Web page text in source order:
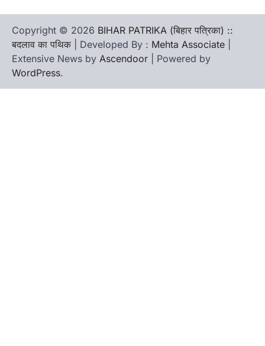
Copyright © 2026 BIHAR PATRIKA (बिहार पत्रिका) ::
बदलाव का पथिक | Developed By : Mehta Associate
Extensive News by Ascendoor | Powered by
WordPress.